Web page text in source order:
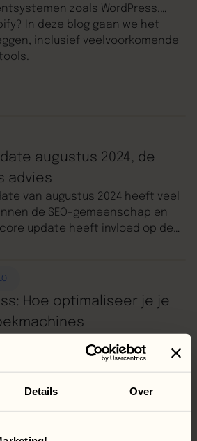
Details Over
zoals WordPress,
In deze blog gaan we het
inclusief veelvoorkomende
augustus 2024, de
advies
van augustus 2024 heeft veel
de SEO-gemeenschap en
update heeft invloed op de
te begrijpen wat deze update
mogelijk wordt beïnvloed.
Hoe optimaliseer je je
inzichten en tips over hoe je
voor zoekmachines om
vergroten. We gaan je van